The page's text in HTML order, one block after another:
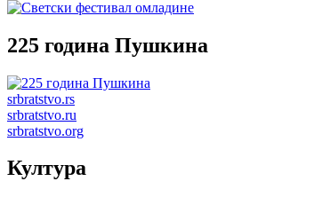
225 година Пушкина
srbratstvo.rs
srbratstvo.ru
srbratstvo.org
Култура